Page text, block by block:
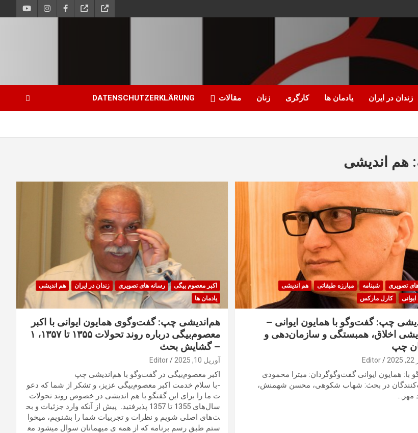
زندان در ایران یادمان ها کارگری زنان مقالات DATENSCHUTZERKLÄRUNG
هم اندیشی
تصویری شبنامه مبارزه طبقاتی
هم اندیشی
کارل مارکس
چپ: گفت‌وگو با همایون ایوانی –
اخلاق، همبستگی و سازمان‌دهی و
چپ
Editor
با: همایون ایوانی گفت‌وگوگردان: ميترا محمودی
در بحث: شهاب شکوهی، محسن شهمنش،
مهر…
اکبر معصوم بیگی رسانه های تصویری زندان در ایران
هم اندیشی
یادمان ها
هم‌اندیشی چپ: گفت‌وگوی همایون ایوانی با اکبر
معصوم‌بیگی درباره روند تحولات ۱۳۵۵ تا ۱۳۵۷، ۱
– گشایش بحث
آوریل 10, 2025 Editor
اکبر معصوم‌بیگی در گفت‌وگو با هم‌اندیشی چپ
-با سلام خدمت اکبر معصوم‌بیگی عزیز، و تشکر از شما که دعو
ت ما را برای این گفتگو با هم اندیشی در خصوص روند تحولات
سال‌های 1355 تا 1357 پذیرفتید. پیش از آنکه وارد جزئیات و بح
ث‌های اصلی شویم و نظرات و تجربیات شما را بشنویم، میخوا
ستم طبق رسم برنامه که از همه ی میهمانان سوال میشود مع